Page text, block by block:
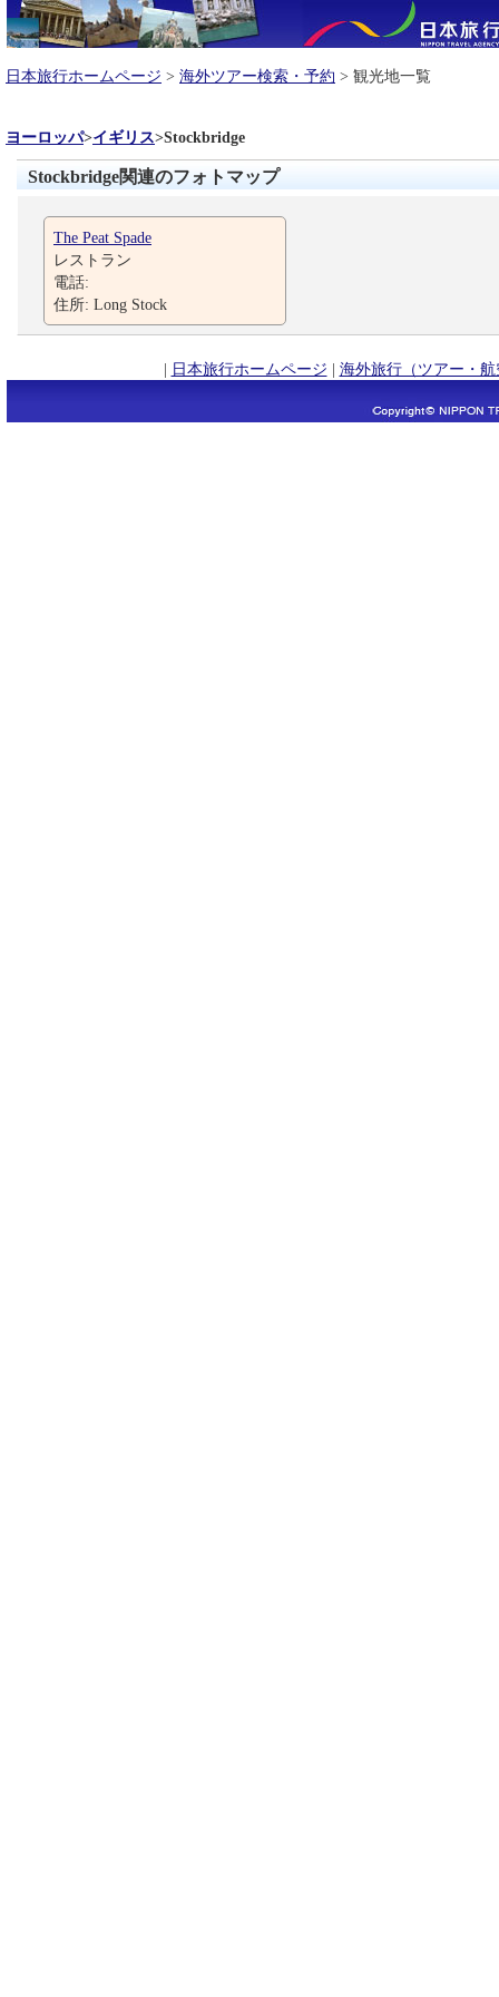
日本旅行ホームページ > 海外ツアー検索・予約 > 観光地一覧
ヨーロッパ>イギリス>Stockbridge
Stockbridge関連のフォトマップ
The Peat Spade
レストラン
電話:
住所: Long Stock
| 日本旅行ホームページ | 海外旅行（ツアー・航